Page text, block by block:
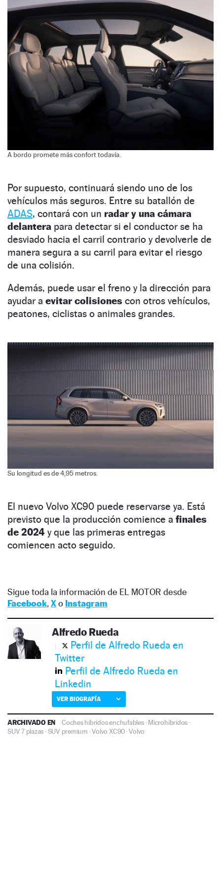
A bordo promete más confort todavía.
Por supuesto, continuará siendo uno de los
vehículos más seguros. Entre su batallón de
ADAS, contará con un radar y una cámara
delantera para detectar si el conductor se ha
desviado hacia el carril contrario y devolverle de
manera segura a su carril para evitar el riesgo
de una colisión.
Además, puede usar el freno y la dirección para
ayudar a evitar colisiones con otros vehículos,
peatones, ciclistas o animales grandes.
Su longitud es de 4,95 metros.
El nuevo Volvo XC90 puede reservarse ya. Está
previsto que la producción comience a finales
de 2024 y que las primeras entregas
comiencen acto seguido.
Sigue toda la información de EL MOTOR desde
Facebook, Xo Instagram
Alfredo Rueda
Perfil de Alfredo Rueda en
Twitter
Perfil de Alfredo Rueda en
Linkedin
VER BIOGRAFÍA
ARCHIVADO EN Coches híbridos enchufables·Microhíbridos ·
SUV 7 plazas ·SUV premium ·Volvo XC90 ·Volvo